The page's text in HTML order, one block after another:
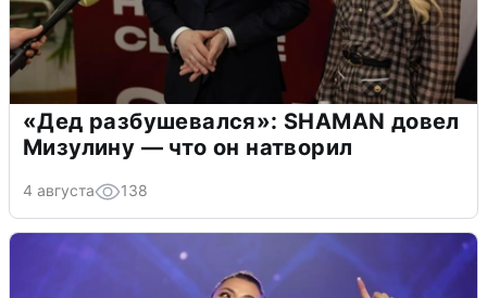
«Дед разбушевался»: SHAMAN довел
Мизулину — что он натворил
4 августа 138